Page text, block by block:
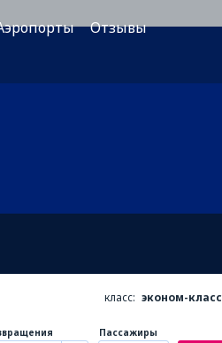
Отзывы
класс: эконом-класс
Пассажиры